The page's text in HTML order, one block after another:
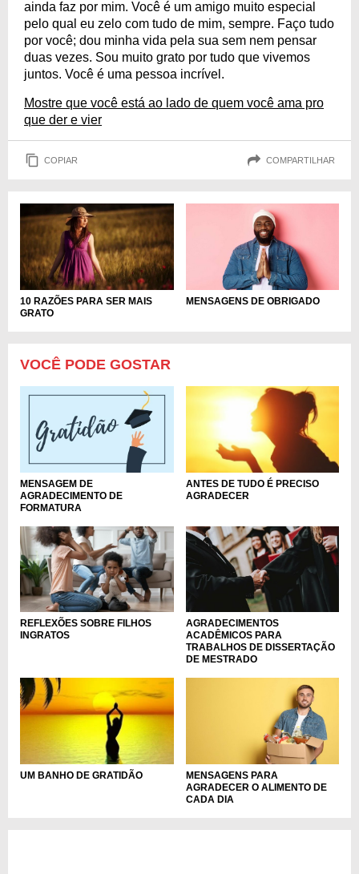
ainda faz por mim. Você é um amigo muito especial
pelo qual eu zelo com tudo de mim, sempre. Faço tudo
por você; dou minha vida pela sua sem nem pensar
duas vezes. Sou muito grato por tudo que vivemos
juntos. Você é uma pessoa incrível.
Mostre que você está ao lado de quem você ama pro
que der e vier
COPIAR COMPARTILHAR
10 RAZÕES PARA SER MAIS
GRATO
MENSAGENS DE OBRIGADO
VOCÊ PODE GOSTAR
MENSAGEM DE
AGRADECIMENTO DE
FORMATURA
ANTES DE TUDO É PRECISO
AGRADECER
REFLEXÕES SOBRE FILHOS
INGRATOS
AGRADECIMENTOS
ACADÊMICOS PARA
TRABALHOS DE DISSERTAÇÃO
DE MESTRADO
UM BANHO DE GRATIDÃO
MENSAGENS PARA
AGRADECER O ALIMENTO DE
CADA DIA